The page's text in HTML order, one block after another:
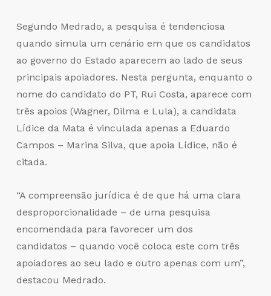
Segundo Medrado, a pesquisa é tendenciosa
quando simula um cenário em que os candidatos
ao governo do Estado aparecem ao lado de seus
principais apoiadores. Nesta pergunta, enquanto o
nome do candidato do PT, Rui Costa, aparece com
três apoios (Wagner, Dilma e Lula), a candidata
Lídice da Mata é vinculada apenas a Eduardo
Campos – Marina Silva, que apoia Lídice, não é
citada.
“A compreensão jurídica é de que há uma clara
desproporcionalidade – de uma pesquisa
encomendada para favorecer um dos
candidatos – quando você coloca este com três
apoiadores ao seu lado e outro apenas com um”,
destacou Medrado.